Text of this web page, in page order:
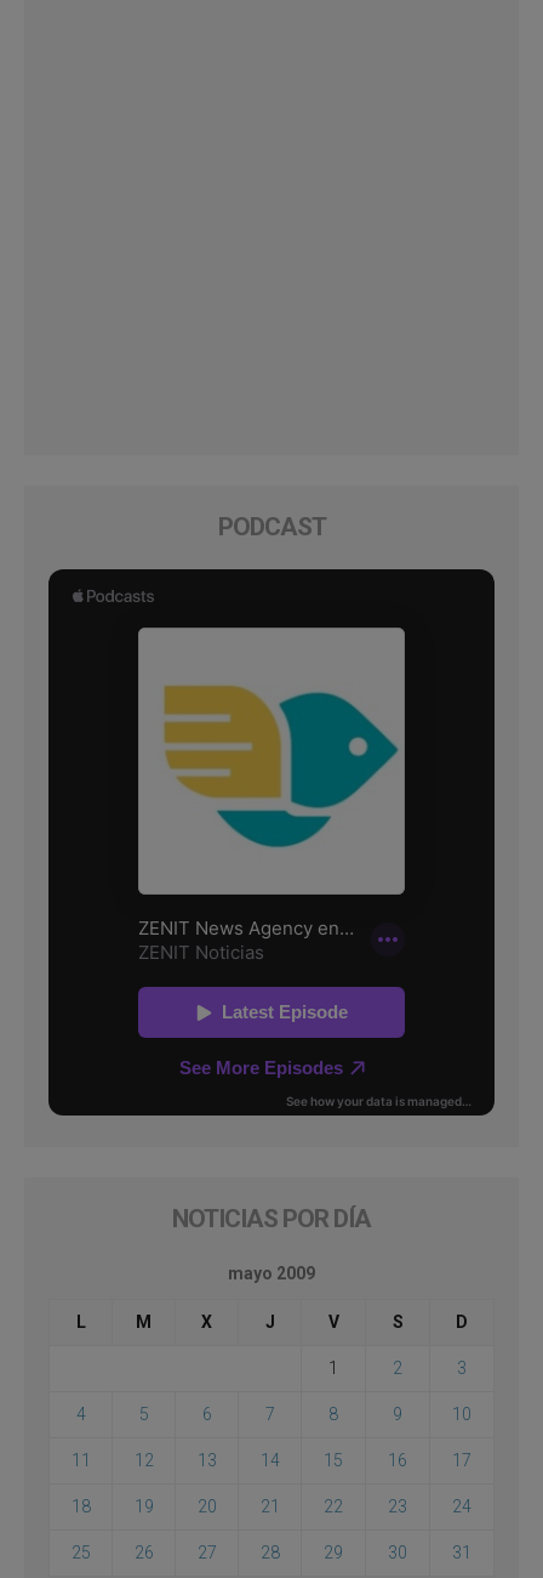
PODCAST
NOTICIAS POR DÍA
mayo 2009
L M X J V S D
1 2 3
4 5 6 7 8 9 10
11 12 13 14 15 16 17
18 19 20 21 22 23 24
25 26 27 28 29 30 31